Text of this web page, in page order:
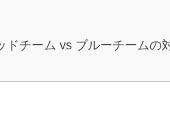
ドチーム vs ブルーチームの